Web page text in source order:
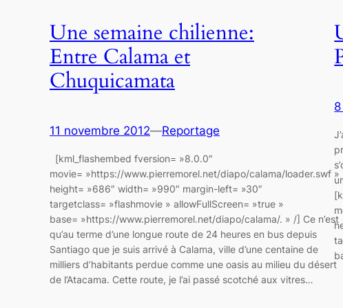
Une semaine chilienne:
Entre Calama et
Chuquicamata
11 novembre 2012—Reportage
[kml_flashembed fversion= »8.0.0″
movie= »https://www.pierremorel.net/diapo/calama/loader.swf »
height= »686″ width= »990″ margin-left= »30″
targetclass= »flashmovie » allowFullScreen= »true »
base= »https://www.pierremorel.net/diapo/calama/. » /] Ce n’est
qu’au terme d’une longue route de 24 heures en bus depuis
Santiago que je suis arrivé à Calama, ville d’une centaine de
milliers d’habitants perdue comme une oasis au milieu du désert
de l’Atacama. Cette route, je l’ai passé scotché aux vitres…